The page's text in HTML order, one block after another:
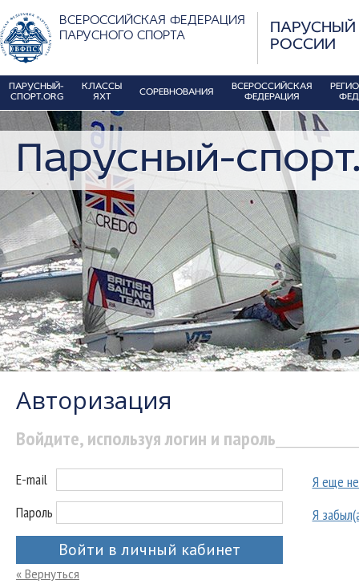
ВСЕРОССИЙСКАЯ ФЕДЕРАЦИЯ
ПАРУСНОГО СПОРТА
ПАРУСНЫЙ
РОССИИ
ПАРУСНЫЙ-
СПОРТ.ORG
КЛАССЫ
ЯХТ
СОРЕВНОВАНИЯ
ВСЕРОССИЙСКАЯ
ФЕДЕРАЦИЯ
Парусный-
Авторизация
Войдите, используя логин и пароль
E-mail
Пароль
Войти в личный кабинет
Я еще не
Я
« Вернуться